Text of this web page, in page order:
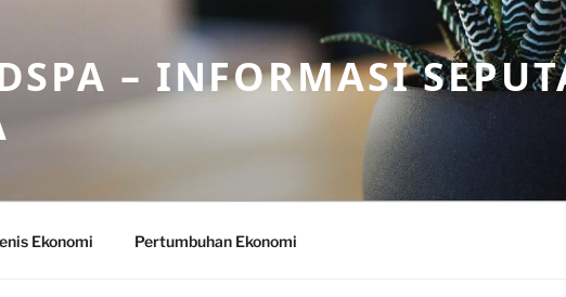
– INFORMASI
Ekonomi Pertumbuhan Ekonomi